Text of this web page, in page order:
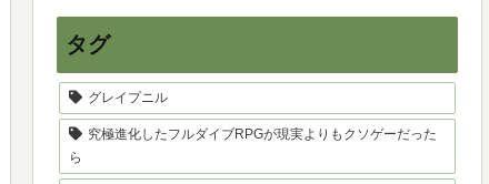
タグ
グレイプニル
究極進化したフルダイブRPGが現実よりもクソゲーだった
ら